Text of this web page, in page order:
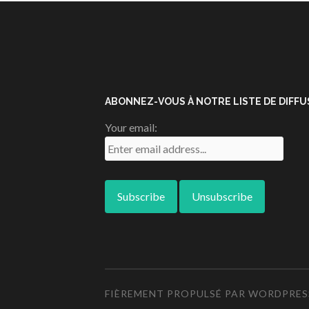
ABONNEZ-VOUS À NOTRE LISTE DE
Your email:
FIÈREMENT PROPULSÉ PAR